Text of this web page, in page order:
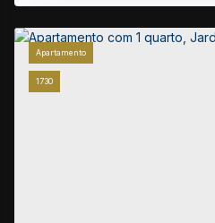
1730
Apartamento